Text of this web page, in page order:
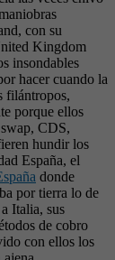
con su
Kingdom
insondables
hacer cuando la
filántropos,
porque ellos
CDS,
hundir los
España, el
donde
por tierra lo de
Italia, sus
de cobro
con ellos los